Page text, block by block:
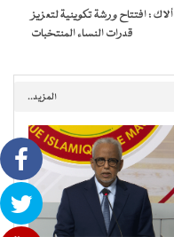
نافذة
جديدة)
ألاك : افتتاح ورشة تكوينية لتعزيز
قدرات النساء المنتخبات
المزيد..